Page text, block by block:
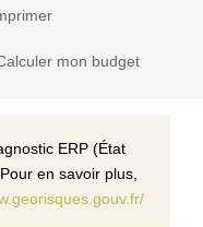
mon budget
ERP (État
en savoir plus,